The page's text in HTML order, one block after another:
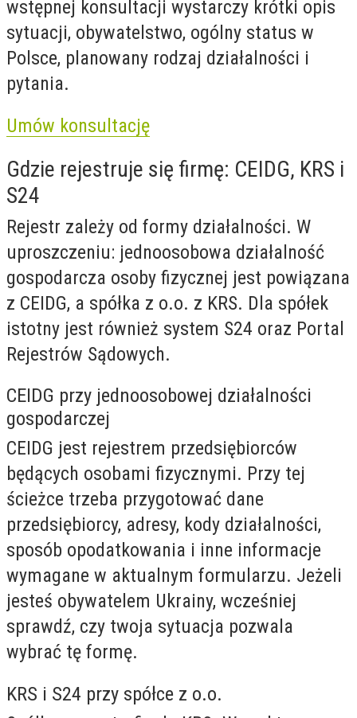
wstępnej konsultacji wystarczy krótki opis
sytuacji, obywatelstwo, ogólny status w
Polsce, planowany rodzaj działalności i
pytania.
Umów konsultację
Gdzie rejestruje się firmę: CEIDG, KRS i
S24
Rejestr zależy od formy działalności. W
uproszczeniu: jednoosobowa działalność
gospodarcza osoby fizycznej jest powiązana
z CEIDG, a spółka z o.o. z KRS. Dla spółek
istotny jest również system S24 oraz Portal
Rejestrów Sądowych.
CEIDG przy jednoosobowej działalności
gospodarczej
CEIDG jest rejestrem przedsiębiorców
będących osobami fizycznymi. Przy tej
ścieżce trzeba przygotować dane
przedsiębiorcy, adresy, kody działalności,
sposób opodatkowania i inne informacje
wymagane w aktualnym formularzu. Jeżeli
jesteś obywatelem Ukrainy, wcześniej
sprawdź, czy twoja sytuacja pozwala
wybrać tę formę.
KRS i S24 przy spółce z o.o.